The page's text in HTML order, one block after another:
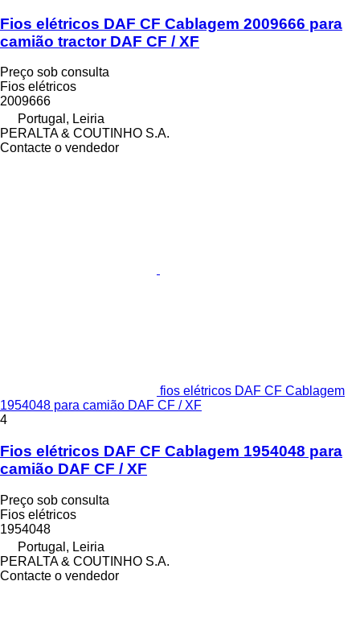
Fios elétricos DAF CF Cablagem 2009666 para
camião tractor DAF CF / XF
Preço sob consulta
Fios elétricos
2009666
Portugal, Leiria
PERALTA & COUTINHO S.A.
Contacte o vendedor
fios elétricos DAF CF Cablagem
1954048 para camião DAF CF / XF
4
Fios elétricos DAF CF Cablagem 1954048 para
camião DAF CF / XF
Preço sob consulta
Fios elétricos
1954048
Portugal, Leiria
PERALTA & COUTINHO S.A.
Contacte o vendedor